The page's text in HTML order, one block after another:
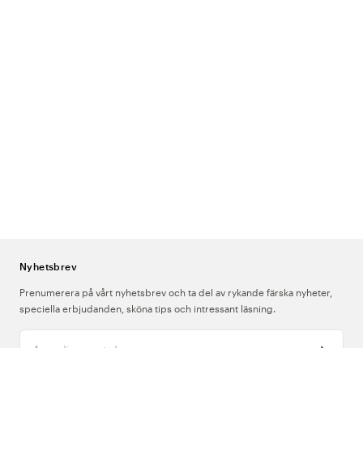
Nyhetsbrev
Prenumerera på vårt nyhetsbrev och ta del av rykande färska nyheter,
speciella erbjudanden, sköna tips och intressant läsning.